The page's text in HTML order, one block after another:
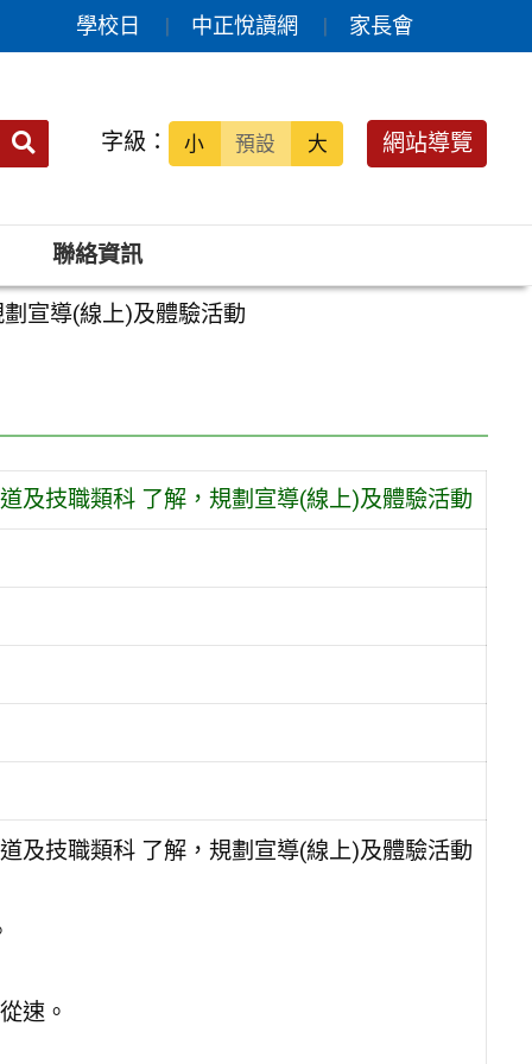
學校日 中正悅讀網 家長會
送出 字級： 小 預設 大 網站導覽
聯絡資訊
宣導(線上)及體驗活動
及技職類科 了解，規劃宣導(線上)及體驗活動
及技職類科 了解，規劃宣導(線上)及體驗活動
速。